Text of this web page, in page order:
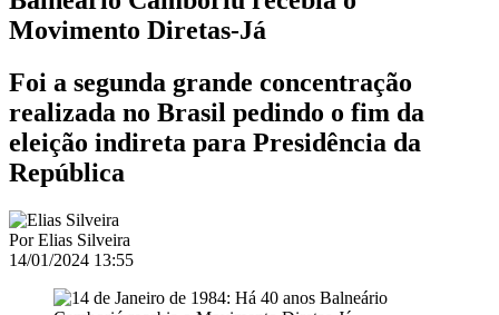
Movimento Diretas-Já
Foi a segunda grande concentração
realizada no Brasil pedindo o fim da
eleição indireta para Presidência da
República
PorElias Silveira
14/01/2024 13:55